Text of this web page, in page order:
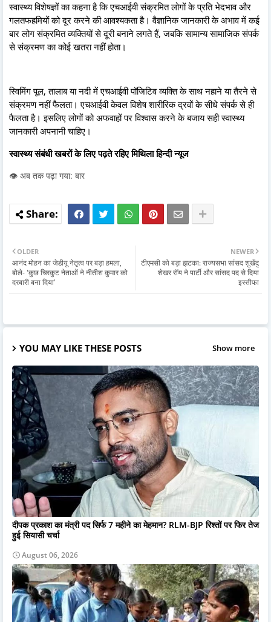
स्वास्थ्य विशेषज्ञों का कहना है कि एचआईवी संक्रमित लोगों के प्रति भेदभाव और
गलतफहमियों को दूर करने की आवश्यकता है। वैज्ञानिक जानकारी के अभाव में कई
बार लोग संक्रमित व्यक्तियों से दूरी बनाने लगते हैं, जबकि सामान्य सामाजिक संपर्क
से संक्रमण का कोई खतरा नहीं होता।
स्विमिंग पूल, तालाब या नदी में एचआईवी पॉजिटिव व्यक्ति के साथ नहाने या तैरने से
संक्रमण नहीं फैलता। एचआईवी केवल विशेष शारीरिक द्रवों के सीधे संपर्क से ही
फैलता है। इसलिए लोगों को अफवाहों पर विश्वास करने के बजाय सही स्वास्थ्य
जानकारी अपनानी चाहिए।
स्वास्थ्य संबंधी खबरों के लिए पढ़ते रहिए मिथिला हिन्दी न्यूज
👁️ अब तक पढ़ा गया: बार
NEWER
टीएमसी को बड़ा झटका: राज्यसभा सांसद शुखेंदु
शेखर रॉय ने पार्टी और सांसद पद से दिया
इस्तीफा
OLDER
आनंद मोहन का जेडीयू नेतृत्व पर बड़ा हमला,
बोले- 'कुछ चिरकुट नेताओं ने नीतीश कुमार को
दरबारी बना दिया'
YOU MAY LIKE THESE POSTS Show more
दीपक प्रकाश का मंत्री पद सिर्फ 7 महीने का मेहमान? RLM-BJP रिश्तों पर फिर तेज
हुई सियासी चर्चा
August 06, 2026